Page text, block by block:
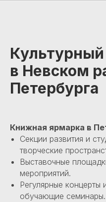
в Невском
Петербурга
Книжная ярмарка в
Секции развития и
творческие
Выставочные
мероприятий.
Регулярные концерты
обучающие семинары.